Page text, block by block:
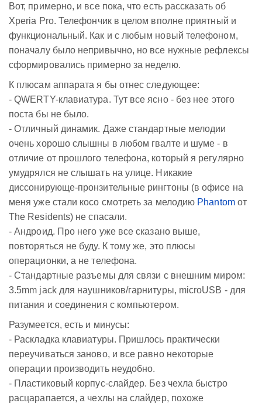
Вот, примерно, и все пока, что есть рассказать об
Xperia Pro. Телефончик в целом вполне приятный и
функциональный. Как и с любым новый телефоном,
поначалу было непривычно, но все нужные рефлексы
сформировались примерно за неделю.
К плюсам аппарата я бы отнес следующее:
- QWERTY-клавиатура. Тут все ясно - без нее этого
поста бы не было.
- Отличный динамик. Даже стандартные мелодии
очень хорошо слышны в любом гвалте и шуме - в
отличие от прошлого телефона, который я регулярно
умудрялся не слышать на улице. Никакие
диссонирующе-пронзительные рингтоны (в офисе на
меня уже стали косо смотреть за мелодию Phantomот
The Residents) не спасали.
- Андроид. Про него уже все сказано выше,
повторяться не буду. К тому же, это плюсы
операционки, а не телефона.
- Стандартные разъемы для связи с внешним миром:
3.5mm jack для наушников/гарнитуры, microUSB - для
питания и соединения с компьютером.
Разумеется, есть и минусы:
- Раскладка клавиатуры. Пришлось практически
переучиваться заново, и все равно некоторые
операции производить неудобно.
- Пластиковый корпус-слайдер. Без чехла быстро
расцарапается, а чехлы на слайдер, похоже